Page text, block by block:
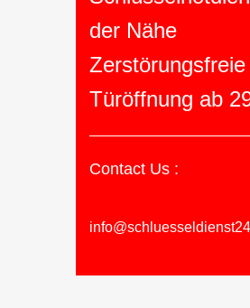
der Nähe
Zerstörungsfreie
Türöffnung ab
Contact Us :